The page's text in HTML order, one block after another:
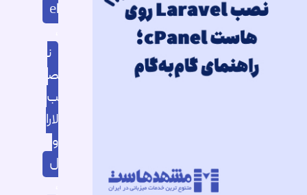
el
ن
ص
ب
لارا
و
ل